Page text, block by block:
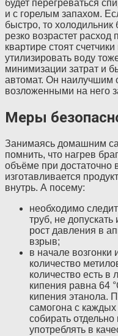
будет перегреваться
и с горелым запахом.
быстро, то холодильник
резко возрастет
квартире стоят
утилизировать воду
минимизации затрат и
автомат. Он наилучшим
возложенными на него
Меры
Занимаясь домашним
помнить, что нагрев
объёме при достаточно
изготавливается
внутрь. А посему:
необходимо
труб, не
рост давления в
взрыв;
в начале
количество
количество есть в
кипения равна 64
кипения этанола.
самогона с
собирать
употреблять в